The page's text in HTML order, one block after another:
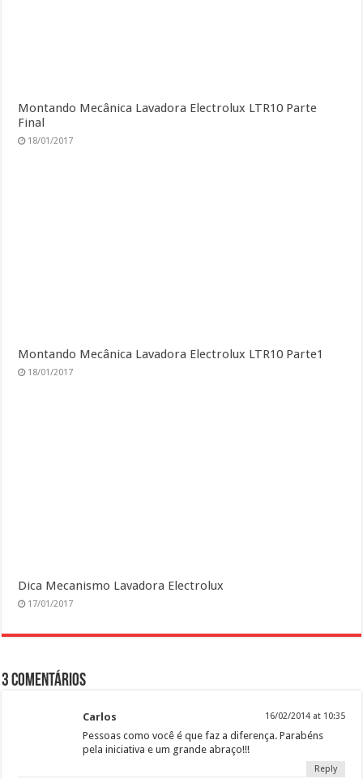
Montando Mecânica Lavadora Electrolux LTR10 Parte
Final
18/01/2017
Montando Mecânica Lavadora Electrolux LTR10 Parte1
18/01/2017
Dica Mecanismo Lavadora Electrolux
17/01/2017
3 comentários
Carlos 16/02/2014 at 10:35
Pessoas como você é que faz a diferença. Parabéns
pela iniciativa e um grande abraço!!!
Reply